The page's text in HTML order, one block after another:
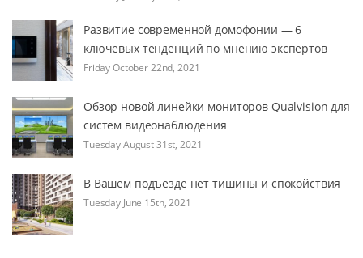
Развитие современной домофонии — 6
ключевых тенденций по мнению экспертов
Friday October 22nd, 2021
Обзор новой линейки мониторов Qualvision для
систем видеонаблюдения
Tuesday August 31st, 2021
В Вашем подъезде нет тишины и спокойствия
Tuesday June 15th, 2021